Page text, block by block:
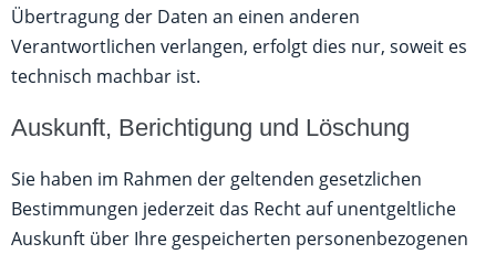
Übertragung der Daten an einen anderen
Verantwortlichen verlangen, erfolgt dies nur, soweit es
technisch machbar ist.
Auskunft, Berichtigung und Löschung
Sie haben im Rahmen der geltenden gesetzlichen
Bestimmungen jederzeit das Recht auf unentgeltliche
Auskunft über Ihre gespeicherten personenbezogenen